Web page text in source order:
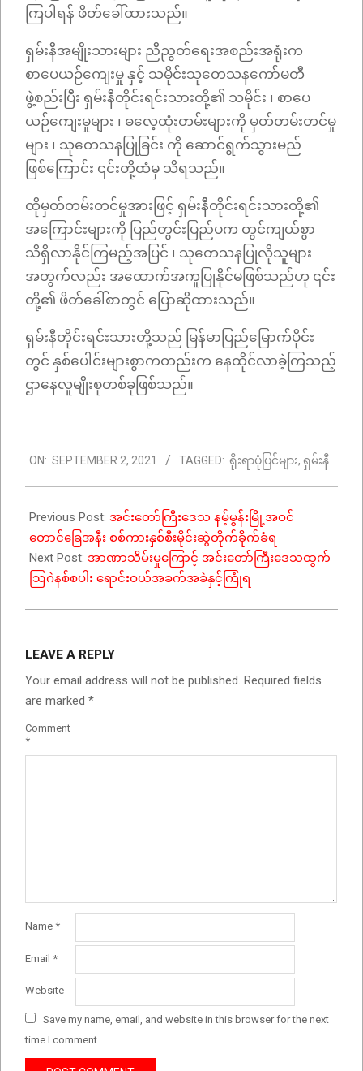
ကြပါရန် ဖိတ်ခေါ်ထားသည်။
ရှမ်းနီအမျိုးသားများ ညီညွတ်ရေးအစည်းအရုံးက
စာပေယဉ်ကျေးမှု နှင့် သမိုင်းသုတေသနကော်မတီ
ဖွဲ့စည်းပြီး ရှမ်းနီတိုင်းရင်းသားတို့၏ သမိုင်း ၊ စာပေ
ယဉ်ကျေးမှုများ ၊ ဓလေ့ထုံးတမ်းများကို မှတ်တမ်းတင်မှု
များ ၊ သုတေသနပြုခြင်း ကို ဆောင်ရွက်သွားမည်
ဖြစ်ကြောင်း ၎င်းတို့ထံမှ သိရသည်။
ထိုမှတ်တမ်းတင်မှုအားဖြင့် ရှမ်းနီိတိုင်းရင်းသားတို့၏
အကြောင်းများကို ပြည်တွင်းပြည်ပက တွင်ကျယ်စွာ
သိရှိလာနိုင်ကြမည့်အပြင် ၊ သုတေသနပြုလိုသူများ
အတွက်လည်း အထောက်အကူပြုနိုင်မဖြစ်သည်ဟု ၎င်း
တို့၏ ဖိတ်ခေါ်စာတွင် ပြောဆိုထားသည်။
ရှမ်းနီတိုင်းရင်းသားတို့သည် မြန်မာပြည်မြောက်ပိုင်း
တွင် နှစ်ပေါင်းများစွာကတည်းက နေထိုင်လာခဲ့ကြသည့်
ဌာနေလူမျိုးစုတစ်ခုဖြစ်သည်။​
09-
02
ON: SEPTEMBER 2, 2021 TAGGED: ရိုးရာပုံပြင်များ, ရှမ်းနီ
Previous Post: အင်းတော်ကြီးဒေသ နမ့်မွန်းမြို့အဝင်
တောင်ခြေအနီး စစ်ကားနှစ်စီးမိုင်းဆွဲတိုက်ခိုက်ခံရ
Next Post: အာဏာသိမ်းမှုကြောင့် အင်းတော်ကြီးဒေသထွက်
ဩဂဲနစ်စပါး ရောင်းဝယ်အခက်အခဲနှင့်ကြုံရ
LEAVE A REPLY
Your email address will not be published. Required fields
are marked *
Comment
*
Name *
Email *
Website
Save my name, email, and website in this browser for the next
time I comment.